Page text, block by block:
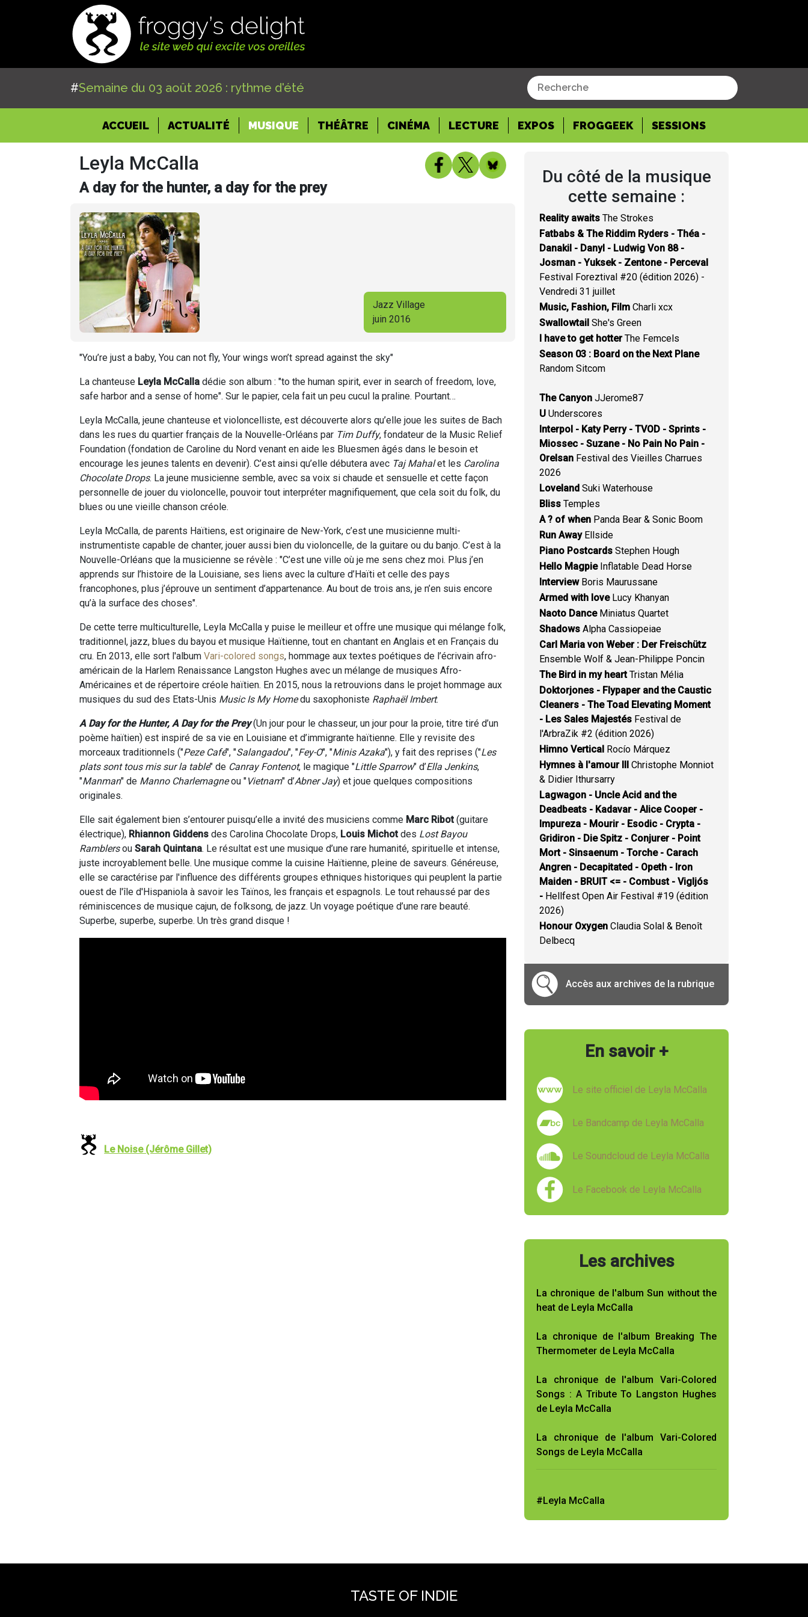
#Semaine du 03 août 2026 : rythme d'été
ACCUEIL(CURRENT)
ACTUALITÉ MUSIQUE THÉÂTRE CINÉMA LECTURE EXPOS FROGGEEK SESSIONS
Leyla McCalla
A day for the hunter, a day for the prey
Jazz Village
juin 2016
"You’re just a baby, You can not fly, Your wings won’t spread against the sky"
La chanteuse Leyla McCalla dédie son album : "to the human spirit, ever in search of freedom, love,
safe harbor and a sense of home". Sur le papier, cela fait un peu cucul la praline. Pourtant…
Leyla McCalla, jeune chanteuse et violoncelliste, est découverte alors qu’elle joue les suites de Bach
dans les rues du quartier français de la Nouvelle-Orléans par Tim Duffy, fondateur de la Music Relief
Foundation (fondation de Caroline du Nord venant en aide les Bluesmen âgés dans le besoin et
encourage les jeunes talents en devenir). C’est ainsi qu’elle débutera avec Taj Mahalet les Carolina
Chocolate Drops. La jeune musicienne semble, avec sa voix si chaude et sensuelle et cette façon
personnelle de jouer du violoncelle, pouvoir tout interpréter magnifiquement, que cela soit du folk, du
blues ou une vieille chanson créole.
Leyla McCalla, de parents Haïtiens, est originaire de New-York, c’est une musicienne multi-
instrumentiste capable de chanter, jouer aussi bien du violoncelle, de la guitare ou du banjo. C’est à la
Nouvelle-Orléans que la musicienne se révèle : "C’est une ville où je me sens chez moi. Plus j’en
apprends sur l’histoire de la Louisiane, ses liens avec la culture d’Haïti et celle des pays
francophones, plus j’éprouve un sentiment d’appartenance. Au bout de trois ans, je n’en suis encore
qu’à la surface des choses".
De cette terre multiculturelle, Leyla McCalla y puise le meilleur et offre une musique qui mélange folk,
traditionnel, jazz, blues du bayou et musique Haïtienne, tout en chantant en Anglais et en Français du
cru. En 2013, elle sort l'album Vari-colored songs, hommage aux textes poétiques de l’écrivain afro-
américain de la Harlem Renaissance Langston Hughes avec un mélange de musiques Afro-
Américaines et de répertoire créole haïtien. En 2015, nous la retrouvions dans le projet hommage aux
musiques du sud des Etats-Unis Music Is My Homedu saxophoniste Raphaël Imbert.
A Day for the Hunter, A Day for the Prey(Un jour pour le chasseur, un jour pour la proie, titre tiré d’un
poème haïtien) est inspiré de sa vie en Louisiane et d’immigrante haïtienne. Elle y revisite des
morceaux traditionnels ("Peze Café", "Salangadou", "Fey-O", "Minis Azaka"), y fait des reprises ("Les
plats sont tous mis sur la table" de Canray Fontenot, le magique "Little Sparrow" d’Ella Jenkins,
"Manman" de Manno Charlemagneou "Vietnam" d’Abner Jay) et joue quelques compositions
originales.
Elle sait également bien s’entourer puisqu’elle a invité des musiciens comme Marc Ribot(guitare
électrique), Rhiannon Giddens des Carolina Chocolate Drops, Louis Michotdes Lost Bayou
Ramblersou Sarah Quintana. Le résultat est une musique d’une rare humanité, spirituelle et intense,
juste incroyablement belle. Une musique comme la cuisine Haïtienne, pleine de saveurs. Généreuse,
elle se caractérise par l'influence des différents groupes ethniques historiques qui peuplent la partie
ouest de l'île d'Hispaniola à savoir les Taïnos, les français et espagnols. Le tout rehaussé par des
réminiscences de musique cajun, de folksong, de jazz. Un voyage poétique d’une rare beauté.
Superbe, superbe, superbe. Un très grand disque !
Le Noise (Jérôme Gillet)
Du côté de la musique
cette semaine :
Reality awaits The Strokes
Fatbabs & The Riddim Ryders - Théa -
Danakil - Danyl - Ludwig Von 88 -
Josman - Yuksek - Zentone - Perceval
Festival Foreztival #20 (édition 2026) -
Vendredi 31 juillet
Music, Fashion, Film Charli xcx
Swallowtail She's Green
I have to get hotterThe Femcels
Season 03 : Board on the Next Plane
Random Sitcom
The Canyon JJerome87
U Underscores
Interpol - Katy Perry - TVOD - Sprints -
Miossec - Suzane - No Pain No Pain -
Orelsan Festival des Vieilles Charrues
2026
Loveland Suki Waterhouse
Bliss Temples
A ? of when Panda Bear & Sonic Boom
Run AwayEllside
Piano Postcards Stephen Hough
Hello MagpieInflatable Dead Horse
InterviewBoris Maurussane
Armed with loveLucy Khanyan
Naoto DanceMiniatus Quartet
Shadows Alpha Cassiopeiae
Carl Maria von Weber : Der Freischütz
Ensemble Wolf & Jean-Philippe Poncin
The Bird in my heartTristan Mélia
Doktorjones - Flypaper and the Caustic
Cleaners - The Toad Elevating Moment
- Les Sales Majestés Festival de
l'ArbraZik #2 (édition 2026)
Himno Vertical Rocío Márquez
Hymnes à l'amour III Christophe Monniot
& Didier Ithursarry
Lagwagon - Uncle Acid and the
Deadbeats - Kadavar - Alice Cooper -
Impureza - Mourir - Esodic - Crypta -
Gridiron - Die Spitz - Conjurer - Point
Mort - Sinsaenum - Torche - Carach
Angren - Decapitated - Opeth - Iron
Maiden - BRUIT <= - Combust - Vigljós
- Hellfest Open Air Festival #19 (édition
2026)
Honour Oxygen Claudia Solal & Benoît
Delbecq
Accès aux archives de la rubrique
En savoir +
Le site officiel de Leyla McCalla
Le Bandcamp de Leyla McCalla
Le Soundcloud de Leyla McCalla
Le Facebook de Leyla McCalla
Les archives
La chronique de l'album Sun without the
heat de Leyla McCalla
La chronique de l'album Breaking The
Thermometer de Leyla McCalla
La chronique de l'album Vari-Colored
Songs : A Tribute To Langston Hughes
de Leyla McCalla
La chronique de l'album Vari-Colored
Songs de Leyla McCalla
#Leyla McCalla
TASTE OF INDIE